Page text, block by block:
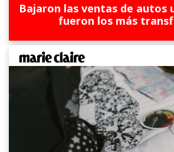
Bajaron las ventas de autos
fueron los más